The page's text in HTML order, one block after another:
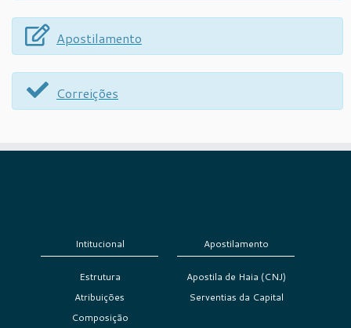
Apostilamento
Correições
Intitucional
Estrutura
Atribuições
Composição
Apostilamento
Apostila de Haia (CNJ)
Serventias da Capital